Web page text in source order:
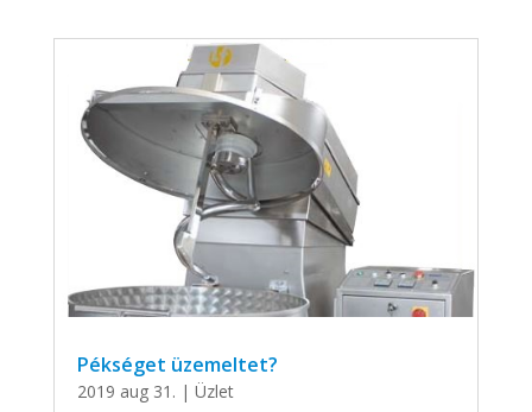
Pékséget üzemeltet?
2019 aug 31. | Üzlet